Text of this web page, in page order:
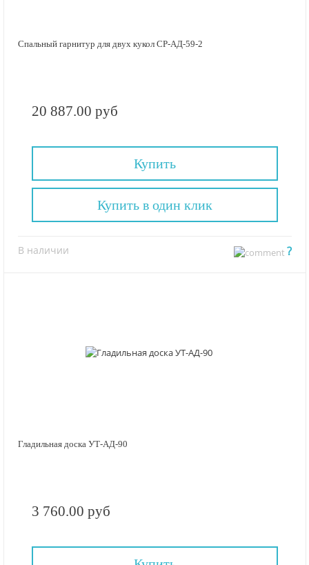
Спальный гарнитур для двух кукол СР-АД-59-2
20 887.00 руб
Купить
В наличии ?
Купить в один клик
Гладильная доска УТ-АД-90
3 760.00 руб